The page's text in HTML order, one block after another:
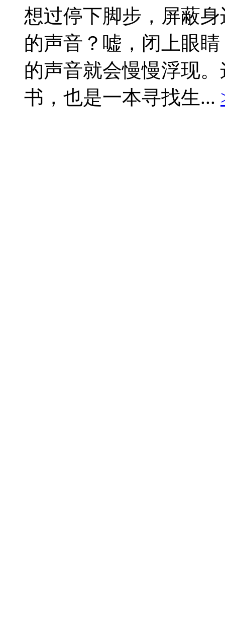
想过停下脚步，屏蔽
的声音？嘘，闭上眼
的声音就会慢慢浮现
书，也是一本寻找生...